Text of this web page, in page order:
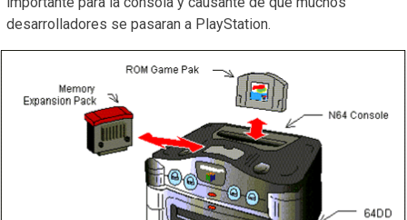
desarrolladores se pasaran a PlayStation.